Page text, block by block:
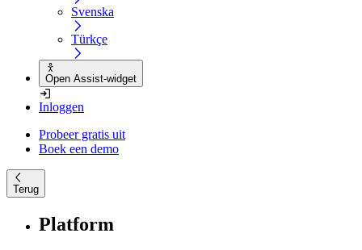
Svenska
Türkçe
Open Assist-widget
Inloggen
Probeer gratis uit
Boek een demo
Terug
Platform